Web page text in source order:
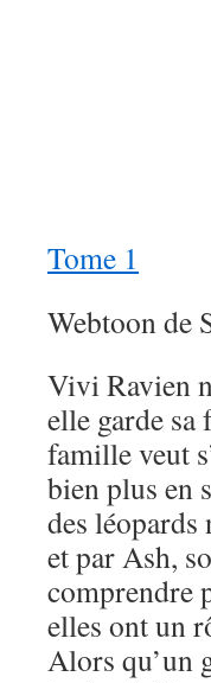
Tome 1
Webtoon de
Vivi Ravien
elle garde sa
famille veut
bien plus en
des léopards
et par Ash,
comprendre
elles ont un
Alors qu’un